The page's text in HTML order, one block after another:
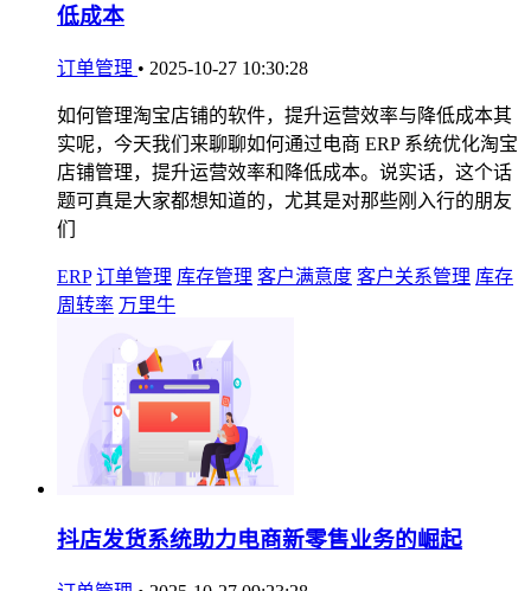
低成本
订单管理 • 2025-10-27 10:30:28
如何管理淘宝店铺的软件，提升运营效率与降低成本其
实呢，今天我们来聊聊如何通过电商 ERP 系统优化淘宝
店铺管理，提升运营效率和降低成本。说实话，这个话
题可真是大家都想知道的，尤其是对那些刚入行的朋友
们
ERP 订单管理 库存管理 客户满意度 客户关系管理 库存
周转率 万里牛
抖店发货系统助力电商新零售业务的崛起